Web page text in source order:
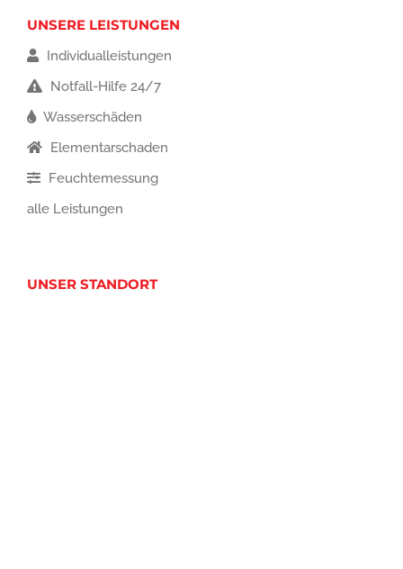
UNSERE LEISTUNGEN
Individualleistungen
Notfall-Hilfe 24/7
Wasserschäden
Elementarschaden
Feuchtemessung
alle Leistungen
UNSER STANDORT